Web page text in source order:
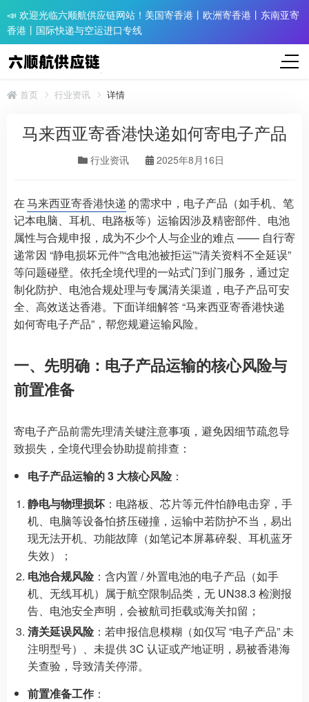
📣 欢迎光临六顺航供应链网站！美国寄香港丨欧洲寄香港丨东南亚寄
香港丨国际快递与空运进口专线
首页 行业资讯 详情
马来西亚寄香港快递如何寄电子产品
行业资讯 2025年8月16日
在马来西亚寄香港快递 的需求中，电子产品（如手机、笔
记本电脑、耳机、电路板等）运输因涉及精密部件、电池
属性与合规申报，成为不少个人与企业的难点 —— 自行寄
递常因 “静电损坏元件”“含电池被拒运”“清关资料不全延误”
等问题碰壁。依托全境代理的一站式门到门服务，通过定
制化防护、电池合规处理与专属清关渠道，电子产品可安
全、高效送达香港。下面详细解答 “马来西亚寄香港快递
如何寄电子产品”，帮您规避运输风险。
一、先明确：电子产品运输的核心风险与
前置准备
寄电子产品前需先理清关键注意事项，避免因细节疏忽导
致损失，全境代理会协助提前排查：
电子产品运输的 3 大核心风险：
静电与物理损坏 ：电路板、芯片等元件怕静电击穿，手
机、电脑等设备怕挤压碰撞，运输中若防护不当，易出
现无法开机、功能故障（如笔记本屏幕碎裂、耳机蓝牙
失效）；
电池合规风险：含内置 / 外置电池的电子产品（如手
机、无线耳机）属于航空限制品类，无 UN38.3 检测报
告、电池安全声明，会被航司拒载或海关扣留；
清关延误风险：若申报信息模糊（如仅写 “电子产品” 未
注明型号）、未提供 3C 认证或产地证明，易被香港海
关查验，导致清关停滞。
前置准备工作 ：